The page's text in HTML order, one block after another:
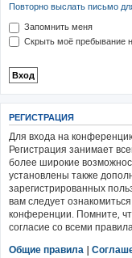
Повторно выслать письмо
Запомнить меня
Скрыть моё пребывание
РЕГИСТРАЦИЯ
Для входа на
Регистрация занимает
более широкие
установлены также
зарегистрированных
вам следует
конференции. Помните,
согласие со всеми
Общие правила |